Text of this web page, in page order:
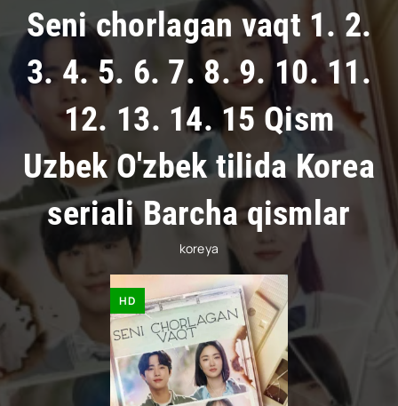
Seni chorlagan vaqt 1. 2.
3. 4. 5. 6. 7. 8. 9. 10. 11.
12. 13. 14. 15 Qism
Uzbek O'zbek tilida Korea
seriali Barcha qismlar
koreya
HD